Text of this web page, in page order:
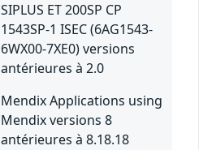
SIPLUS ET 200SP CP
1543SP-1 ISEC (6AG1543-
6WX00-7XE0) versions
antérieures à 2.0
Mendix Applications using
Mendix versions 8
antérieures à 8.18.18